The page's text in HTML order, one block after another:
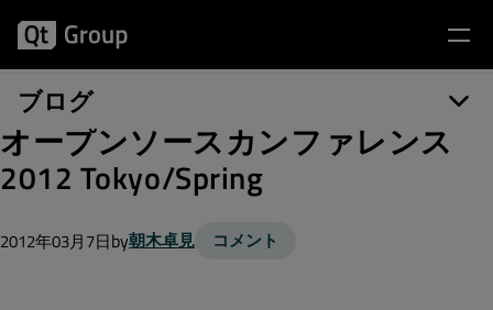
ブログ
オープンソースカンファレンス
2012 Tokyo/Spring
2012年03月7日by朝木卓見 コメント